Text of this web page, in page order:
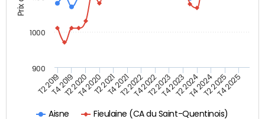
Aisne Fieulaine (CA du Saint-Quentinois)
T2 2019T4 2019T2 2020T4 2020T2 2021T4 2021T2 2022T4 2022T2 2023T4 2023T2 2024T4 2024T2 2025T4 2025
1000
900